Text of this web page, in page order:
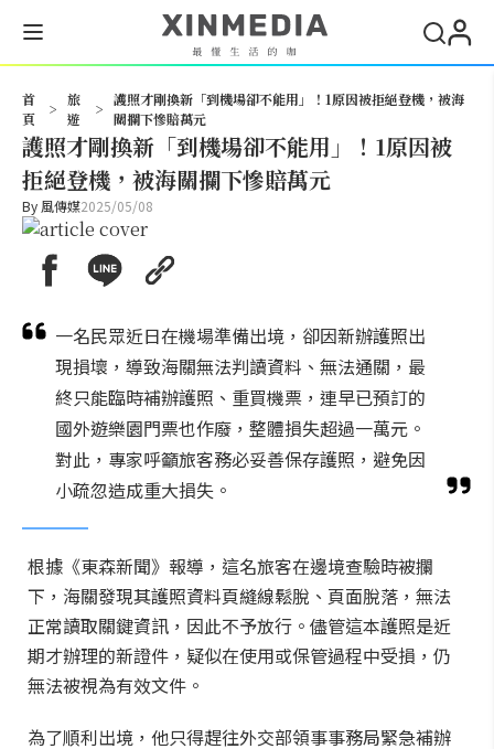
首
頁
>
旅
遊
>
護照才剛換新「到機場卻不能用」！1原因被拒絕登機，被海
關攔下慘賠萬元
護照才剛換新「到機場卻不能用」！1原因被
拒絕登機，被海關攔下慘賠萬元
By 風傳媒2025/05/08
一名民眾近日在機場準備出境，卻因新辦護照出
現損壞，導致海關無法判讀資料、無法通關，最
終只能臨時補辦護照、重買機票，連早已預訂的
國外遊樂園門票也作廢，整體損失超過一萬元。
對此，專家呼籲旅客務必妥善保存護照，避免因
小疏忽造成重大損失。
根據《東森新聞》報導，這名旅客在邊境查驗時被攔
下，海關發現其護照資料頁縫線鬆脫、頁面脫落，無法
正常讀取關鍵資訊，因此不予放行。儘管這本護照是近
期才辦理的新證件，疑似在使用或保管過程中受損，仍
無法被視為有效文件。
為了順利出境，他只得趕往外交部領事事務局緊急補辦